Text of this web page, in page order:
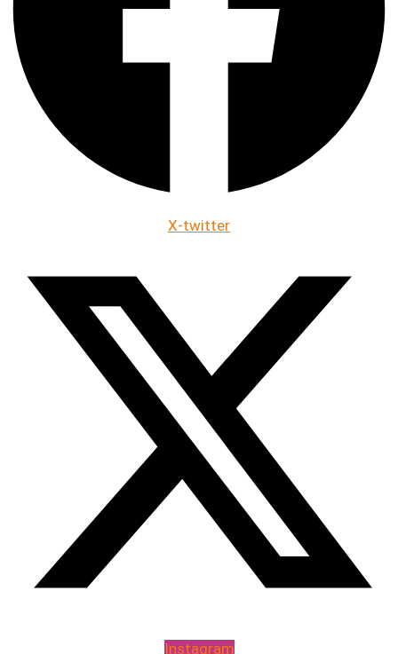
X-twitter
Instagram